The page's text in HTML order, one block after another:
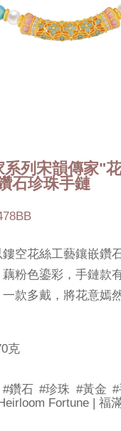
系列宋韻傳家"
石珍珠手鏈
空花絲工藝鑲嵌鑽
藕粉色鎏彩，手鏈款
款多戴，將花意嫣
克
#鑽石 #珍珠 #黃金
Fortune | 福